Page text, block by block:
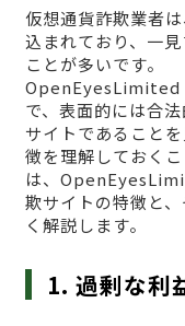
仮想通貨詐欺業者
込まれており、一
ことが多いです。
OpenEyesLimited
で、表面的には合
サイトであること
徴を理解しておく
は、
欺サイトの特徴と
く解説します。
1. 過剰な利